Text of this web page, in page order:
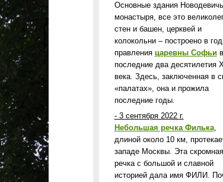
Основные здания
монастыря, все это
стен и башен, церквей и
колокольни – построено в
правления царевны Софьив
последние два десятилетия
века. Здесь, заключенная в
«палатах», она и прожила
последние годы.
- 3 сентября 2022 г.
Небольшая речка Филька,
длиной около 10 км,
западе Москвы. Эта скромная
речка с большой и славной
историей дала имя ФИЛИ.